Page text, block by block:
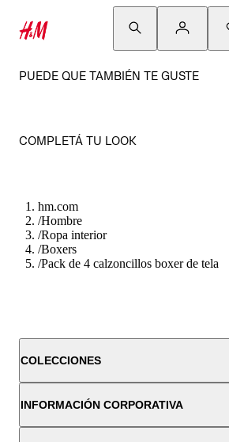
PUEDE QUE TAMBIÉN TE GUSTE
COMPLETÁ TU LOOK
hm.com
/Hombre
/Ropa interior
/Boxers
/Pack de 4 calzoncillos boxer de tela
COLECCIONES
INFORMACIÓN CORPORATIVA